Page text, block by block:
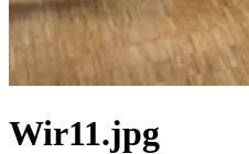
Wir11.jpg